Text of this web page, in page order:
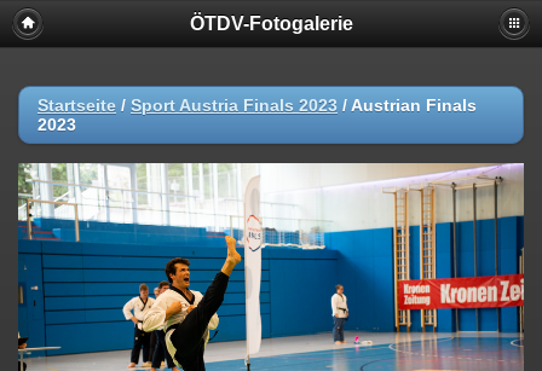
ÖTDV-Fotogalerie
Startseite / Sport Austria Finals 2023 / Austrian Finals
2023